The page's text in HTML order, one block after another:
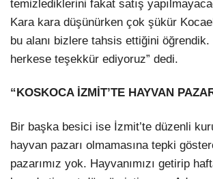
temizlediklerini fakat satış
Kara kara düşünürken çok şükür
bu alanı bizlere tahsis ettiğini
herkese teşekkür ediyoruz” dedi.
“KOSKOCA İZMİT’TE HAYVAN
Bir başka besici ise İzmit’te düzenli
hayvan pazarı olmamasına tepki
pazarımız yok. Hayvanımızı getirip